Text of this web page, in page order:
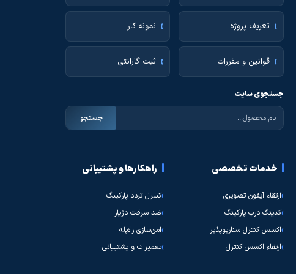
تعریف پروژه نمونه کار
قوانین و مقررات ثبت گارانتی
جستجوی سایت
جستجو
خدمات تخصصی
ارتقاء آیفون تصویری
کدینگ درب پارکینگ
اکسس کنترل سناریوپذیر
ارتقاء اکسس کنترل
راهکارها و پشتیبانی
کنترل تردد پارکینگ
ضد سرقت دژیار
امن‌سازی راه‌پله
تعمیرات و پشتیبانی